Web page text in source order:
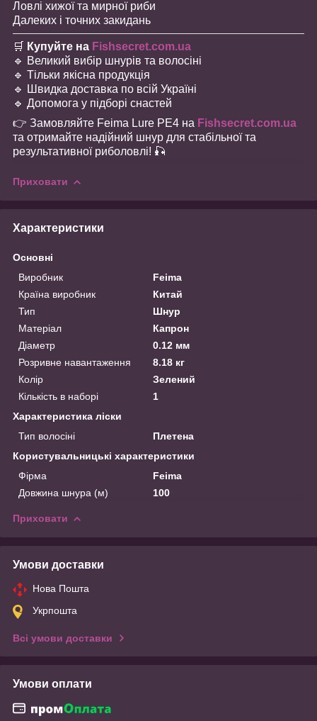
Ловлі хижої та мирної риби
Далеких і точних закидань
🛒 Купуйте на Fishsecret.com.ua
🔹 Великий вибір шнурів та волосіні
🔹 Тільки якісна продукція
🔹 Швидка доставка по всій Україні
🔹 Допомога у підборі снастей
👉 Замовляйте Feima Lure PE4 на Fishsecret.com.ua
та отримайте надійний шнур для стабільної та
результативної риболовлі! 🎣
Приховати
Характеристики
Основні
Виробник
Feima
Країна виробник
Китай
Тип
Шнур
Матеріал
Капрон
Діаметр
0.12 мм
Розривне навантаження
8.18 кг
Колір
Зелений
Кількість в наборі
1
Характеристика ліски
Тип волосіні
Плетена
Користувальницькі характеристики
Фірма
Feima
Довжина шнура (м)
100
Приховати
Умови доставки
Нова Пошта
Укрпошта
Всі умови доставки
Умови оплати